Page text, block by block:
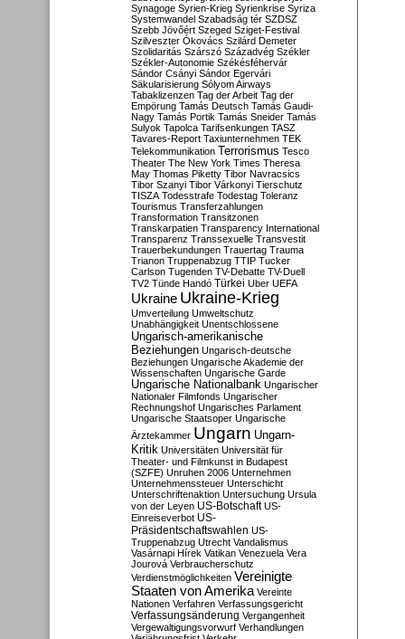
Synagoge Syrien-Krieg Syrienkrise Syriza
Systemwandel Szabadság tér SZDSZ
Szebb Jövőért Szeged Sziget-Festival
Szilveszter Ókovács Szilárd Demeter
Szolidaritás Szárszó Századvég Székler
Székler-Autonomie Székésféhervár
Sándor Csányi Sándor Egervári
Säkularisierung Sólyom Airways
Tabaklizenzen Tag der Arbeit Tag der
Empörung Tamás Deutsch Tamás Gaudi-
Nagy Tamás Portik Tamás Sneider Tamás
Sulyok Tapolca Tarifsenkungen TASZ
Tavares-Report Taxiunternehmen TEK
Telekommunikation Terrorismus Tesco
Theater The New York Times Theresa
May Thomas Piketty Tibor Navracsics
Tibor Szanyi Tibor Várkonyi Tierschutz
TISZA Todesstrafe Todestag Toleranz
Tourismus Transferzahlungen
Transformation Transitzonen
Transkarpatien Transparency International
Transparenz Transsexuelle Transvestit
Trauerbekundungen Trauertag Trauma
Trianon Truppenabzug TTIP Tucker
Carlson Tugenden TV-Debatte TV-Duell
TV2 Tünde Handó Türkei Uber UEFA
Ukraine Ukraine-Krieg
Umverteilung Umweltschutz
Unabhängigkeit Unentschlossene
Ungarisch-amerikanische
Beziehungen Ungarisch-deutsche
Beziehungen Ungarische Akademie der
Wissenschaften Ungarische Garde
Ungarische Nationalbank Ungarischer
Nationaler Filmfonds Ungarischer
Rechnungshof Ungarisches Parlament
Ungarische Staatsoper Ungarische
Ärztekammer Ungarn Ungarn-
Kritik Universitäten Universität für
Theater- und Filmkunst in Budapest
(SZFE) Unruhen 2006 Unternehmen
Unternehmenssteuer Unterschicht
Unterschriftenaktion Untersuchung Ursula
von der Leyen US-Botschaft US-
Einreiseverbot US-
Präsidentschaftswahlen US-
Truppenabzug Utrecht Vandalismus
Vasárnapi Hírek Vatikan Venezuela Vera
Jourová Verbraucherschutz
Verdienstmöglichkeiten Vereinigte
Staaten von Amerika Vereinte
Nationen Verfahren Verfassungsgericht
Verfassungsänderung Vergangenheit
Vergewaltigungsvorwurf Verhandlungen